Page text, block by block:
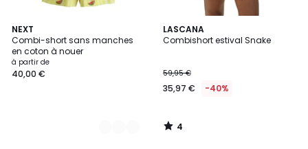
NEXT
Combi-short sans manches
en coton à nouer
à partir de
40,00 €
4
Couleurs
LASCANA
Combishort estival Snake
59,95 €
35,97 € -40%
4
/
4
/